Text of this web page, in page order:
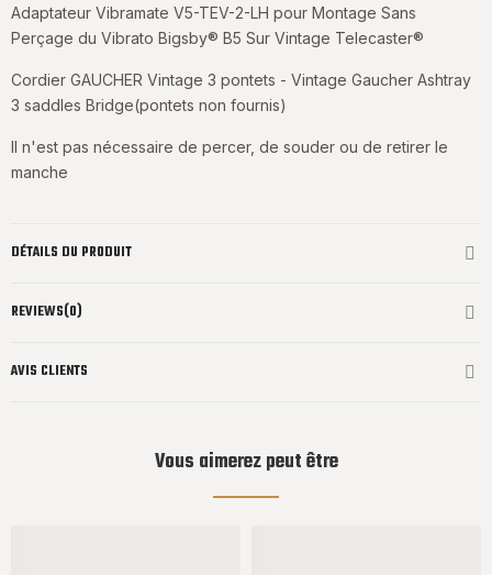
Adaptateur Vibramate V5-TEV-2-LH pour Montage Sans
Perçage du Vibrato Bigsby® B5 Sur Vintage Telecaster®
Cordier GAUCHER Vintage 3 pontets - Vintage Gaucher Ashtray
3 saddles Bridge(pontets non fournis)
Il n'est pas nécessaire de percer, de souder ou de retirer le
manche
DÉTAILS DU PRODUIT
REVIEWS(0)
AVIS CLIENTS
Vous aimerez peut être